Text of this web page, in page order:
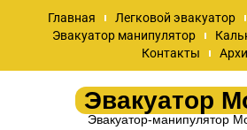
Главная Легковой эвакуатор
Эвакуатор манипулятор
Контакты
Эвакуатор
Эвакуатор-манипулятор